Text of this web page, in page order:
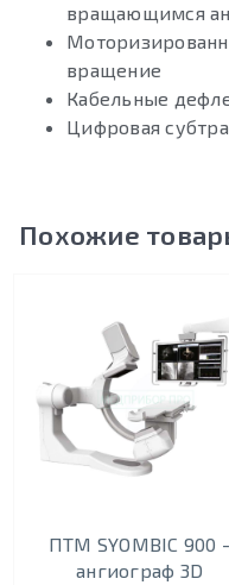
вращающимся
вращение
Кабельные
Цифровая
Похожие
ПТМ SYOMBIC 900 -
ангиограф 3D